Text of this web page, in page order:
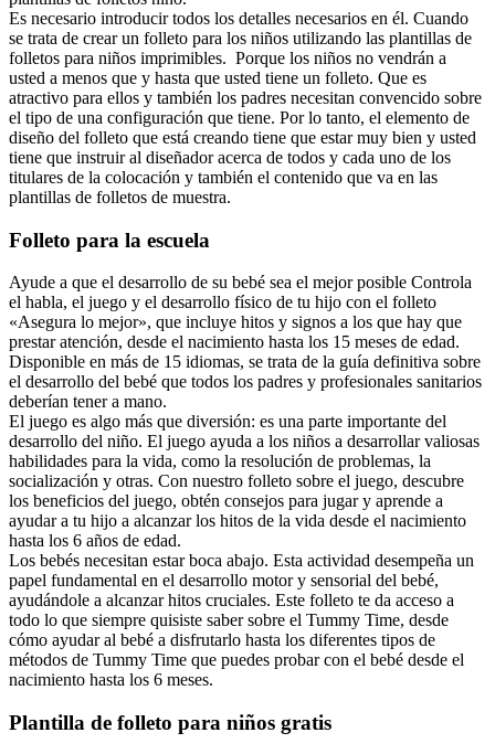
Es necesario introducir todos los detalles necesarios en él. Cuando
se trata de crear un folleto para los niños utilizando las plantillas de
folletos para niños imprimibles. Porque los niños no vendrán a
usted a menos que y hasta que usted tiene un folleto. Que es
atractivo para ellos y también los padres necesitan convencido sobre
el tipo de una configuración que tiene. Por lo tanto, el elemento de
diseño del folleto que está creando tiene que estar muy bien y usted
tiene que instruir al diseñador acerca de todos y cada uno de los
titulares de la colocación y también el contenido que va en las
plantillas de folletos de muestra.
Folleto para la escuela
Ayude a que el desarrollo de su bebé sea el mejor posible Controla
el habla, el juego y el desarrollo físico de tu hijo con el folleto
«Asegura lo mejor», que incluye hitos y signos a los que hay que
prestar atención, desde el nacimiento hasta los 15 meses de edad.
Disponible en más de 15 idiomas, se trata de la guía definitiva sobre
el desarrollo del bebé que todos los padres y profesionales sanitarios
deberían tener a mano.
El juego es algo más que diversión: es una parte importante del
desarrollo del niño. El juego ayuda a los niños a desarrollar valiosas
habilidades para la vida, como la resolución de problemas, la
socialización y otras. Con nuestro folleto sobre el juego, descubre
los beneficios del juego, obtén consejos para jugar y aprende a
ayudar a tu hijo a alcanzar los hitos de la vida desde el nacimiento
hasta los 6 años de edad.
Los bebés necesitan estar boca abajo. Esta actividad desempeña un
papel fundamental en el desarrollo motor y sensorial del bebé,
ayudándole a alcanzar hitos cruciales. Este folleto te da acceso a
todo lo que siempre quisiste saber sobre el Tummy Time, desde
cómo ayudar al bebé a disfrutarlo hasta los diferentes tipos de
métodos de Tummy Time que puedes probar con el bebé desde el
nacimiento hasta los 6 meses.
Plantilla de folleto para niños gratis